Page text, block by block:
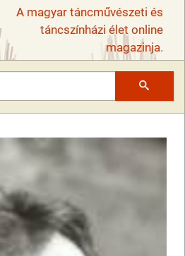
A magyar táncművészeti és
táncszínházi élet online
magazinja.